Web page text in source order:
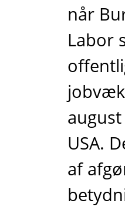
når
Labor
USA.
af